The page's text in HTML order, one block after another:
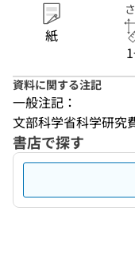
紙
資料に関する注記
一般注記：
文部科学省科学研究
書店で探す